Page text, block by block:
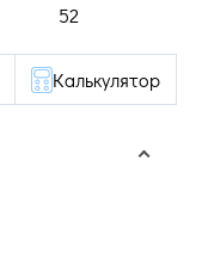
52
Калькулятор